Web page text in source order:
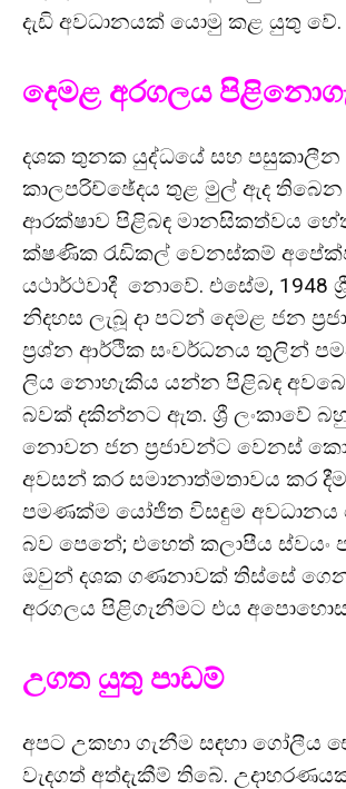
දැඩි අවධානයක් යොමු කළ යුතු වේ.
දෙමළ අරගලය
දශක තුනක යුද්ධයේ සහ පසුකාලීන
කාලපරිච්ඡේදය තුළ මුල් ඇද තිබෙන
ආරක්ෂාව පිළිබඳ මානසිකත්වය
ක්ෂණික රැඩිකල් වෙනස්කම්
යථාර්ථවාදී නොවේ. එසේම, 1948
නිදහස ලැබූ දා පටන් දෙමළ ජන
ප්‍රශ්න ආර්ථික සංවර්ධනය තුලින්
ලිය නොහැකිය යන්න පිළිබඳ
බවක් දකින්නට ඇත. ශ්‍රී ලංකාවේ
නොවන ජන ප‍්‍රජාවන්ට වෙනස්
අවසන් කර සමානාත්මතාවය කර
පමණක්ම යෝජිත විසඳුම
බව පෙනේ; එහෙත් කලාපීය ස්වයං
ඔවුන් දශක ගණනාවක් තිස්සේ
අරගලය පිළිගැනීමට එය
උගත යුතු පාඩම්
අපට උකහා ගැනීම සඳහා ගෝලීය
වැදගත් අත්දැකීම් තිබේ.